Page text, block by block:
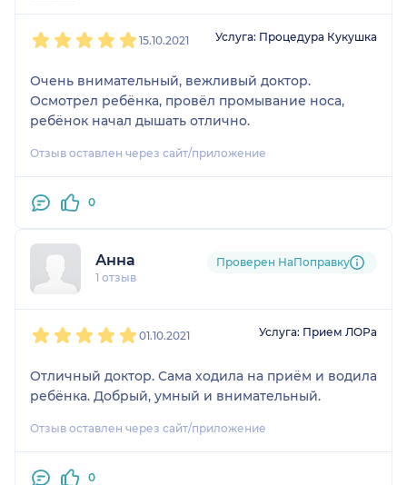
15.10.2021 Услуга: Процедура Кукушка
Очень внимательный, вежливый доктор.
Осмотрел ребёнка, провёл промывание носа,
ребёнок начал дышать отлично.
Отзыв оставлен через сайт/приложение
0
Анна
1 отзыв
Проверен НаПоправку
01.10.2021 Услуга: Прием ЛОРа
Отличный доктор. Сама ходила на приём и водила
ребёнка. Добрый, умный и внимательный.
Отзыв оставлен через сайт/приложение
0